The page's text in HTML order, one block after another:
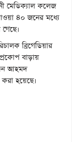
মেডিক্যাল কলেজ
৪০ জনের মধ্যে
ব্রিগেডিয়ার
বাড়ায়
আহমদ
হয়েছে।